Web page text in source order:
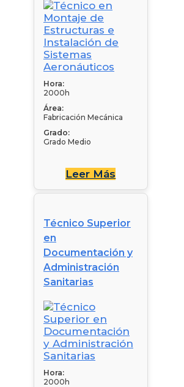
Hora:
2000h
Área:
Fabricación Mecánica
Grado:
Grado Medio
Leer Más
Técnico Superior
en
Documentación y
Administración
Sanitarias
Hora:
2000h